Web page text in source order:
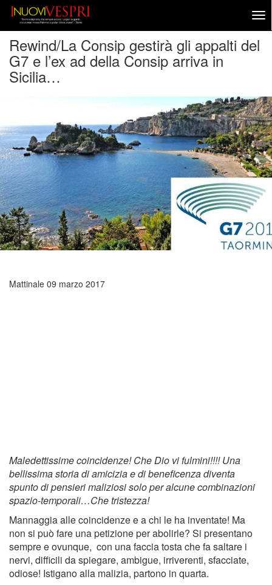
Rewind/La Consip gestirà gli appalti del
G7 e l’ex ad della Consip arriva in
Sicilia…
Mattinale 09 marzo 2017
Maledettissime coincidenze! Che Dio vi fulmini!!!! Una
bellissima storia di amicizia e di beneficenza diventa
spunto di pensieri maliziosi solo per alcune combinazioni
spazio-temporali…Che tristezza!
Mannaggia alle coincidenze e a chi le ha inventate! Ma
non si può fare una petizione per abolirle? Si presentano
sempre e ovunque, con una faccia tosta che fa saltare i
nervi, difficili da spiegare, ambigue, irriverenti, sfacciate,
odiose! Istigano alla malizia, partono in quarta.